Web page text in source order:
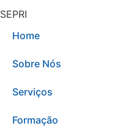
SEPRI
Home
Sobre Nós
Serviços
Formação